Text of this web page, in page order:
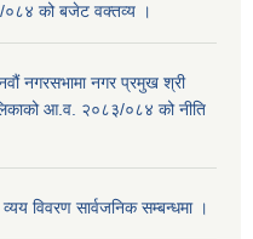
०८४ को बजेट वक्तव्य ।
नगरसभामा नगर प्रमुख श्री
आ.व. २०८३/०८४ को नीति
विवरण सार्वजनिक सम्बन्धमा ।